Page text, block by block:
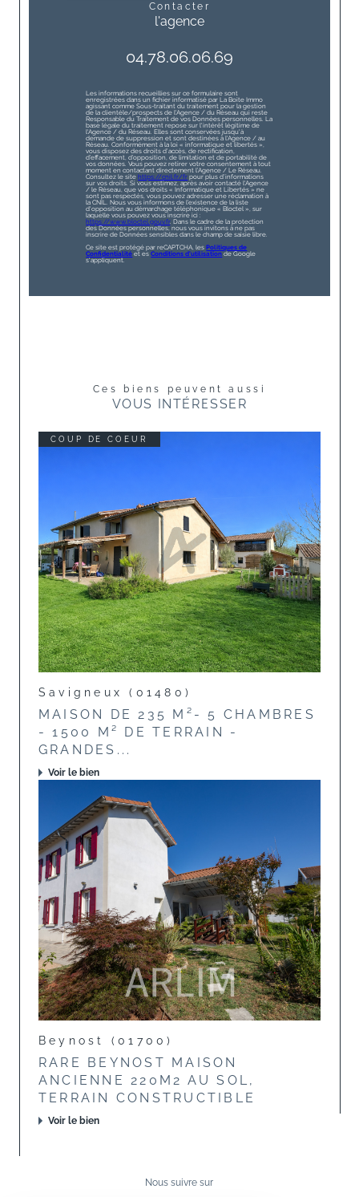
contacter
l'agence
04.78.06.06.69
Les informations recueillies sur ce formulaire sont
enregistrées dans un fichier informatisé par La Boite Immo
agissant comme Sous-traitant du traitement pour la gestion
de la clientèle/prospects de l'Agence / du Réseau qui reste
Responsable du Traitement de vos Données personnelles. La
base légale du traitement repose sur l'intérêt légitime de
l'Agence / du Réseau. Elles sont conservées jusqu'à
demande de suppression et sont destinées à l'Agence / au
Réseau. Conformément à la loi « informatique et libertés »,
vous disposez des droits d’accès, de rectification,
d’effacement, d’opposition, de limitation et de portabilité de
vos données. Vous pouvez retirer votre consentement à tout
moment en contactant directement l’Agence / Le Réseau.
Consultez le site https://cnil.fr/fr pour plus d’informations
sur vos droits. Si vous estimez, après avoir contacté l'Agence
/ le Réseau, que vos droits « Informatique et Libertés » ne
sont pas respectés, vous pouvez adresser une réclamation à
la CNIL. Nous vous informons de l’existence de la liste
d'opposition au démarchage téléphonique « Bloctel », sur
laquelle vous pouvez vous inscrire ici :
https://www.bloctel.gouv.fr. Dans le cadre de la protection
des Données personnelles, nous vous invitons à ne pas
inscrire de Données sensibles dans le champ de saisie libre.
Ce site est protégé par reCAPTCHA, les Politiques de
Confidentialité et esConditions d'utilisation de Google
s'appliquent.
Ces biens peuvent aussi
VOUS INTÉRESSER
COUP DE COEUR
Savigneux (01480)
MAISON DE 235 M²- 5 CHAMBRES
- 1500 M² DE TERRAIN -
GRANDES...
Voir le bien
Beynost (01700)
RARE BEYNOST MAISON
ANCIENNE 220M2 AU SOL,
TERRAIN CONSTRUCTIBLE
Voir le bien
Nous suivre sur